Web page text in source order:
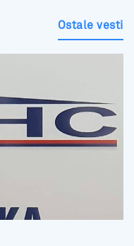
Ostale vesti